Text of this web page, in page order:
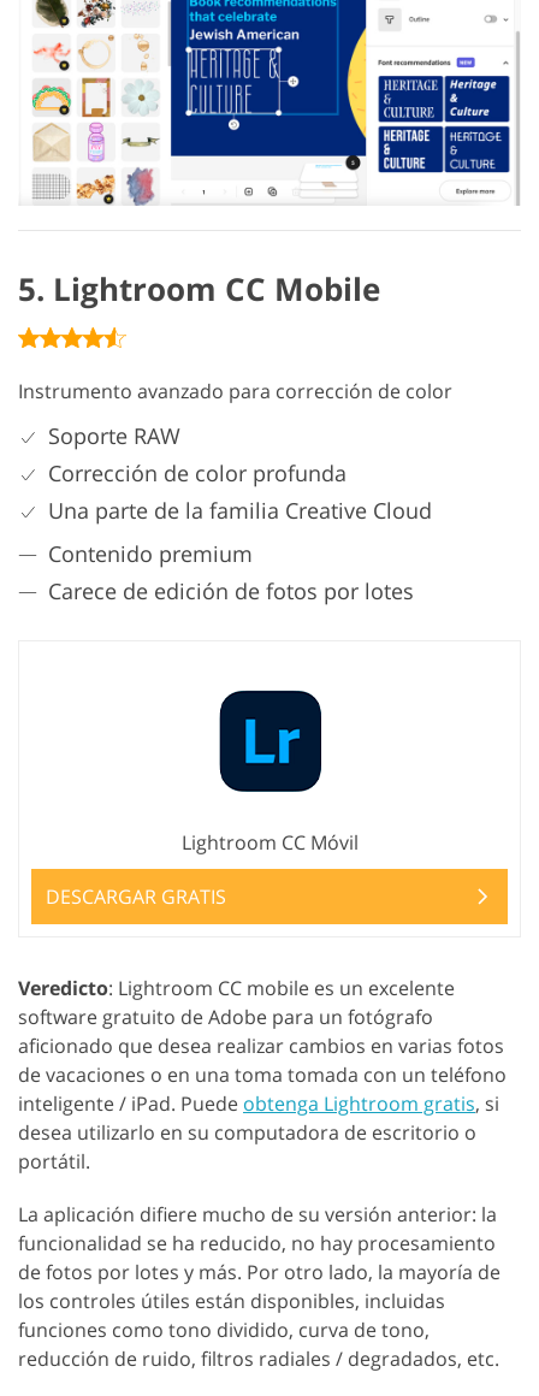
5. Lightroom CC Mobile
Instrumento avanzado para corrección de color
Soporte RAW
Corrección de color profunda
Una parte de la familia Creative Cloud
Contenido premium
Carece de edición de fotos por lotes
Lightroom CC Móvil
DESCARGAR GRATIS
Veredicto: Lightroom CC mobile es un excelente
software gratuito de Adobe para un fotógrafo
aficionado que desea realizar cambios en varias fotos
de vacaciones o en una toma tomada con un teléfono
inteligente / iPad. Puede obtenga Lightroom gratis, si
desea utilizarlo en su computadora de escritorio o
portátil.
La aplicación difiere mucho de su versión anterior: la
funcionalidad se ha reducido, no hay procesamiento
de fotos por lotes y más. Por otro lado, la mayoría de
los controles útiles están disponibles, incluidas
funciones como tono dividido, curva de tono,
reducción de ruido, filtros radiales / degradados, etc.